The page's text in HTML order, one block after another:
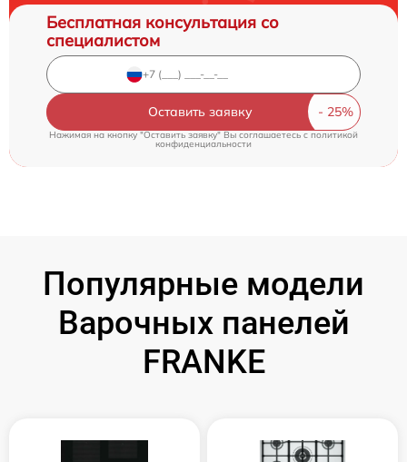
Бесплатная консультация со
специалистом
Оставить заявку
Нажимая на кнопку "Оставить заявку" Вы соглашаетесь cполитикой
конфиденциальности
Популярные модели
Варочных панелей
FRANKE